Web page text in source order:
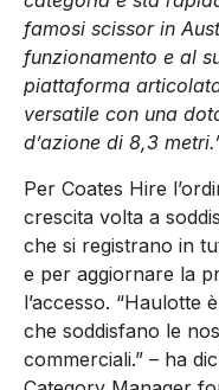
famosi scissor in
funzionamento e al
piattaforma
versatile con una
d’azione di 8,3
Per Coates Hire
crescita volta a
che si registrano in
e per aggiornare la
l’accesso. “Haulotte
che soddisfano le
commerciali.” – ha